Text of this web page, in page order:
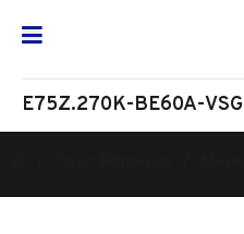
E75Z.270K-BE60A-VSG